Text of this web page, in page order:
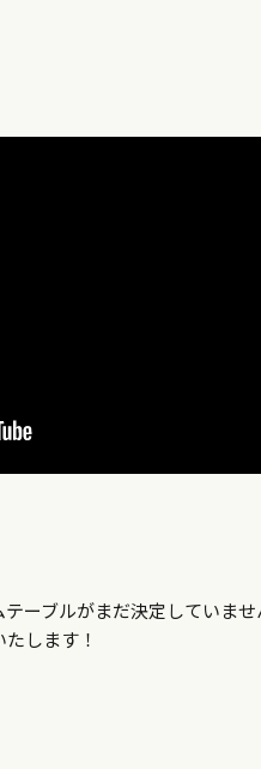
ーブルがまだ決定していま
します！